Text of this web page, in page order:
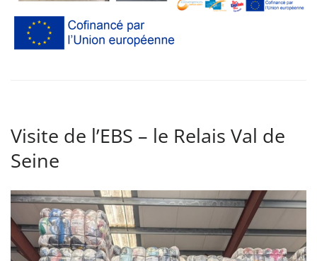
Visite de l’EBS – le Relais Val de
Seine